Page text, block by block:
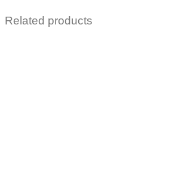
Related products